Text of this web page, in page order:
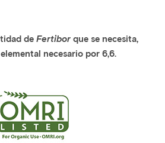
de Fertibor que se necesita,
necesario por 6,6.